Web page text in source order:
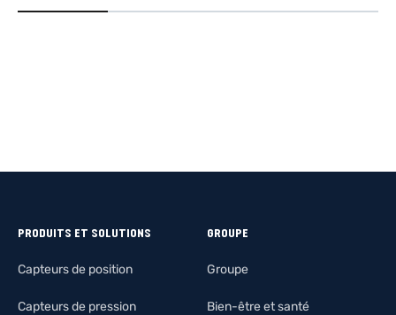
PRODUITS ET SOLUTIONS
Capteurs de position
Capteurs de pression
GROUPE
Groupe
Bien-être et santé